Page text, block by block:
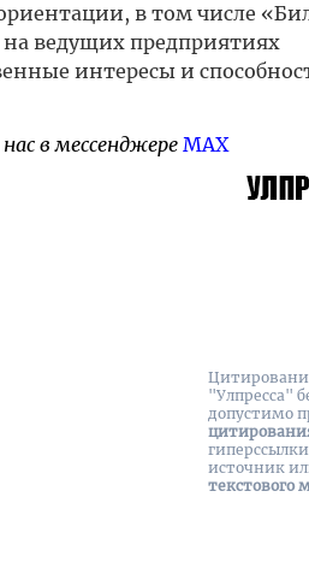
в том числе
ведущих предприятиях
интересы и
в мессенджере MAX
"Улпресса"
допустимо
источник
текстового